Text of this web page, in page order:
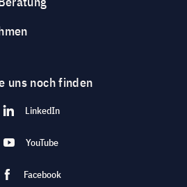
uns noch finden
LinkedIn
YouTube
Facebook